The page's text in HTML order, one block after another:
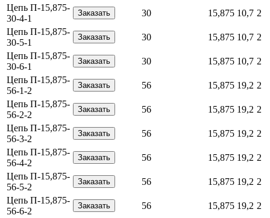
Цепь П-15,875-
30-4-1
30 15,875 10,7 2
Цепь П-15,875-
30-5-1
30 15,875 10,7 2
Цепь П-15,875-
30-6-1
30 15,875 10,7 2
Цепь П-15,875-
56-1-2
56 15,875 19,2 2
Цепь П-15,875-
56-2-2
56 15,875 19,2 2
Цепь П-15,875-
56-3-2
56 15,875 19,2 2
Цепь П-15,875-
56-4-2
56 15,875 19,2 2
Цепь П-15,875-
56-5-2
56 15,875 19,2 2
Цепь П-15,875-
56-6-2
56 15,875 19,2 2